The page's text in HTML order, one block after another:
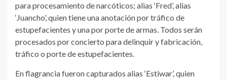
para procesamiento de narcóticos; alias ‘Fred’, alias
‘Juancho’, quien tiene una anotación por tráfico de
estupefacientes y una por porte de armas. Todos serán
procesados por concierto para delinquir y fabricación,
tráfico o porte de estupefacientes.
En flagrancia fueron capturados alias ‘Estiwar’, quien